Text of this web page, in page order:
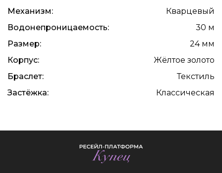
Механизм:
Кварцевый
Водонепроницаемость:
30 м
Размер:
24 мм
Корпус:
Жёлтое золото
Браслет:
Текстиль
Застёжка:
Классическая